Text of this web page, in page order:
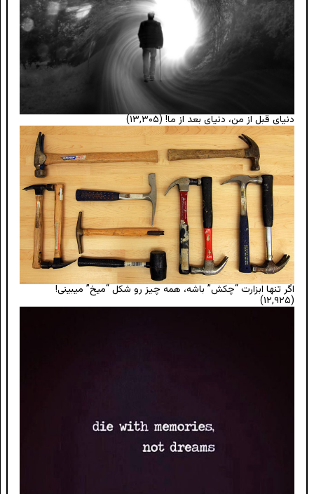
دنیای قبل از من، دنیای بعد از ما!(۱۳,۳۰۵)
اگر تنها ابزارت “چکش” باشه، همه چیز رو شکل “میخ” میبینی!
(۱۲,۹۲۵)